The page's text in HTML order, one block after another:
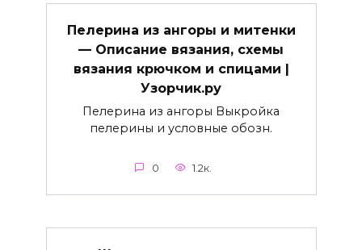
Пелерина из ангоры и митенки
— Описание вязания, схемы
вязания крючком и спицами |
Узорчик.ру
Пелерина из ангоры Выкройка
пелерины и условные обозн.
0 1.2к.